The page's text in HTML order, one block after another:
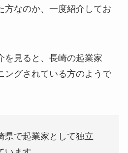
方なのか、一度紹介してお
を見ると、長崎の起業家
ングされている方のようで
県で起業家として独立